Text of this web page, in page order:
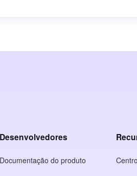
Desenvolvedores
Documentação do produto